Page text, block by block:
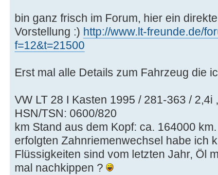
bin ganz frisch im Forum, hier ein
Vorstellung :) http://www.lt-freunde.de/
f=12&t=21500
Erst mal alle Details zum Fahrzeug die
VW LT 28 I Kasten 1995 / 281-363 / 2,4i
HSN/TSN: 0600/820
km Stand aus dem Kopf: ca. 164000
erfolgten Zahnriemenwechsel habe ich
Flüssigkeiten sind vom letzten Jahr, Öl
mal nachkippen ?